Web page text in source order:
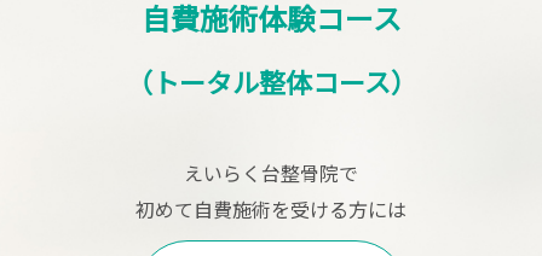
自費施術体験コース
（トータル整体コース）
えいらく台整骨院で
初めて自費施術を受ける方には